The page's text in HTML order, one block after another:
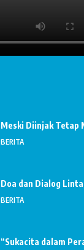
Meski Diinjak Tetap
BERITA
Doa dan Dialog
BERITA
“Sukacita dalam